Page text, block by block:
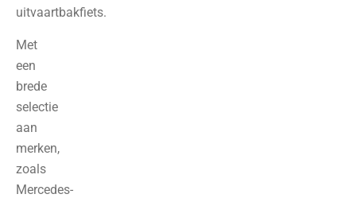
uitvaartbakfiets.
Met
een
brede
selectie
aan
merken,
zoals
Mercedes-